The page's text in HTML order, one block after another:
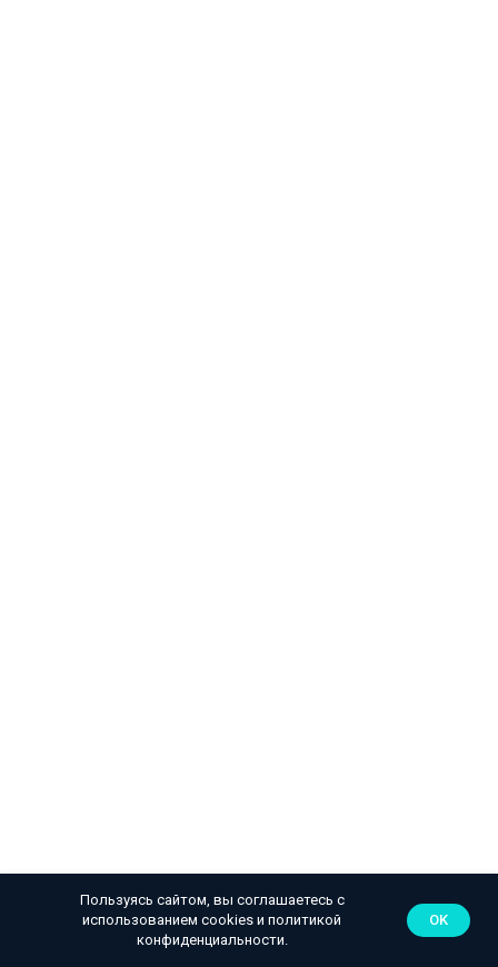
Пользуясь сайтом, вы соглашаетесь с
использованием cookies и политикой
конфиденциальности.
OK